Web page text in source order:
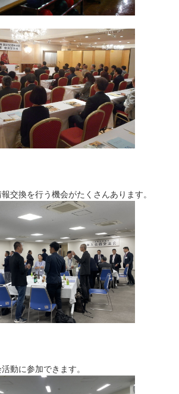
交換を行う機会がたくさんあります。
動に参加できます。